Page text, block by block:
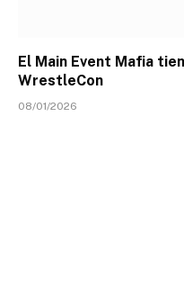
El Main Event Mafia
WrestleCon
08/01/2026